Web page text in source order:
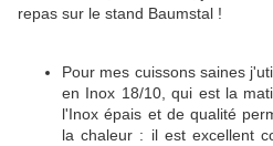
repas sur le stand Baumstal !
Pour mes cuissons saines
en Inox 18/10, qui est la
l'Inox épais et de qualité
la chaleur : il est excellent